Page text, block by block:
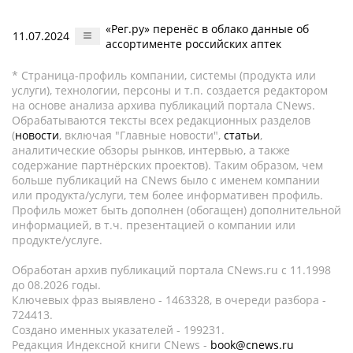
11.07.2024
«Рег.ру» перенёс в облако данные об
ассортименте российских аптек
* Страница-профиль компании, системы (продукта или
услуги), технологии, персоны и т.п. создается редактором
на основе анализа архива публикаций портала CNews.
Обрабатываются тексты всех редакционных разделов
(новости, включая "Главные новости", статьи,
аналитические обзоры рынков, интервью, а также
содержание партнёрских проектов). Таким образом, чем
больше публикаций на CNews было с именем компании
или продукта/услуги, тем более информативен профиль.
Профиль может быть дополнен (обогащен) дополнительной
информацией, в т.ч. презентацией о компании или
продукте/услуге.
Обработан архив публикаций портала CNews.ru c 11.1998
до 08.2026 годы.
Ключевых фраз выявлено - 1463328, в очереди разбора -
724413.
Создано именных указателей - 199231.
Редакция Индексной книги CNews - book@cnews.ru